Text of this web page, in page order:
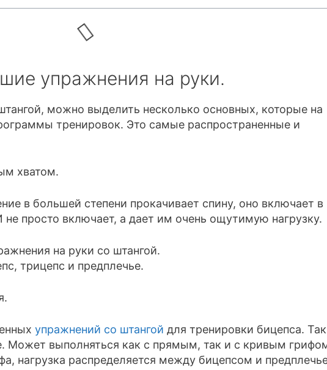
упражнения на руки.
можно выделить несколько основных, которые на
тренировок. Это самые распространенные и
хватом.
в большей степени прокачивает спину, оно включает в
не просто включает, а дает им очень ощутимую нагрузку.
упражнений со штангой для тренировки бицепса.
Может выполняться как с прямым, так и с кривым
нагрузка распределяется между бицепсом и